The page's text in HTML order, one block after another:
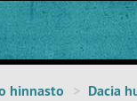
hinnasto Dacia